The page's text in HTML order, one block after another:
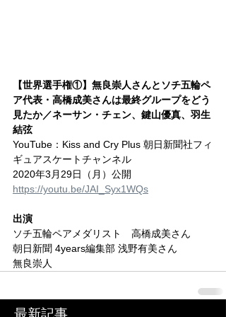
【世界選手権①】無良崇人さんとソチ五輪ペ
ア代表・高橋成美さんは最終グループをどう
見たか／ネーサン・チェン、鍵山優真、羽生
結弦
YouTube：Kiss and Cry Plus 朝日新聞社フィ
ギュアスケートチャンネル
2020年3月29日（月）公開
https://youtu.be/JAI_Syx1WQs
出演
ソチ五輪ペアメダリスト　高橋成美さん
朝日新聞 4years編集部 浅野有美さん
無良崇人